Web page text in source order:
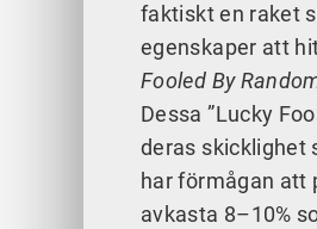
faktiskt en raket
egenskaper att
Fooled By
Dessa ”Lucky
deras skicklighet
har förmågan att
avkasta 8–10%